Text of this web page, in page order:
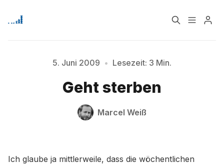
5. Juni 2009 • Lesezeit: 3 Min.
Geht sterben
Marcel Weiß
Ich glaube ja mittlerweile, dass die wöchentlichen